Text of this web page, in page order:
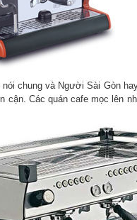
chung và Người Sài Gòn
cận. Các quán cafe mọc lên